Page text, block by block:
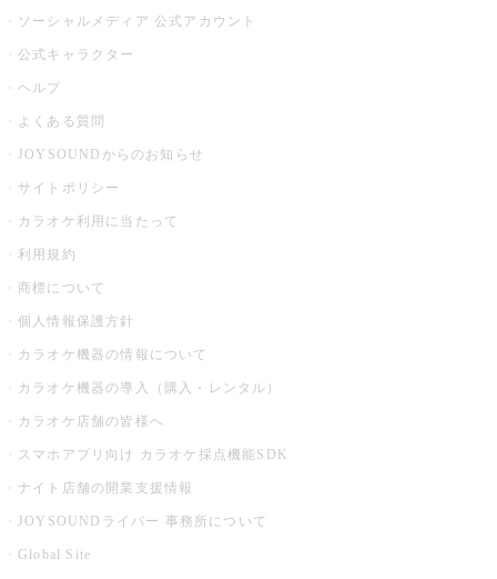
ソーシャルメディア 公式アカウント
公式キャラクター
ヘルプ
よくある質問
JOYSOUNDからのお知らせ
サイトポリシー
カラオケ利用に当たって
利用規約
商標について
個人情報保護方針
カラオケ機器の情報について
カラオケ機器の導入（購入・レンタル）
カラオケ店舗の皆様へ
スマホアプリ向け カラオケ採点機能SDK
ナイト店舗の開業支援情報
JOYSOUNDライバー 事務所について
Global Site